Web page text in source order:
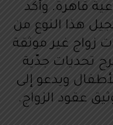
قاهرة. وأكد
هذا النوع من
زواج غير موثقة
تحديات جدّية
ويدعو إلى
عقود الزواج.